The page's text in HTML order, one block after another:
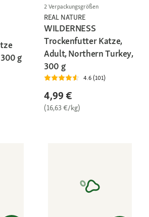
g
2 Verpackungsgrößen
REAL NATURE
WILDERNESS
Trockenfutter Katze,
Adult, Northern Turkey,
300 g
4.6 (101)
4,99 €
(16,63 €/kg)